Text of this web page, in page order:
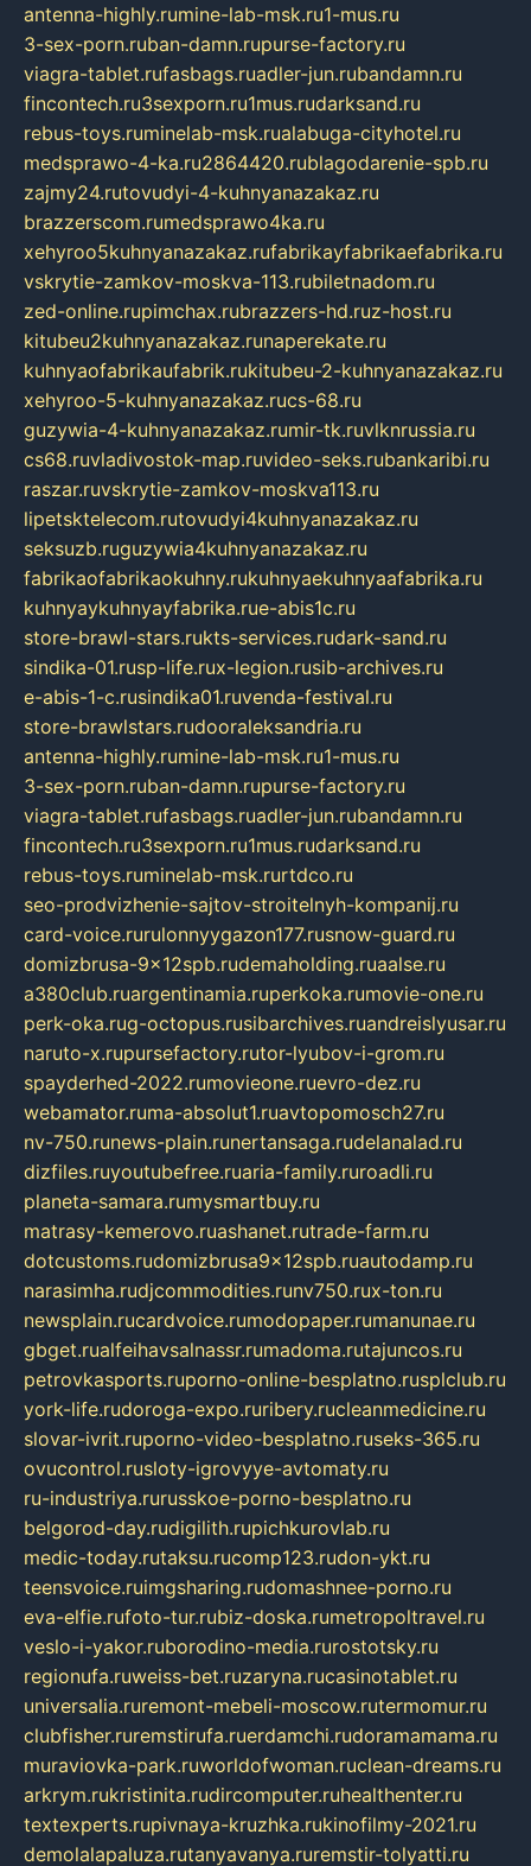
antenna-highly.rumine-lab-msk.ru1-mus.ru
3-sex-porn.ruban-damn.rupurse-factory.ru
viagra-tablet.rufasbags.ruadler-jun.rubandamn.ru
fincontech.ru3sexporn.ru1mus.rudarksand.ru
rebus-toys.ruminelab-msk.rualabuga-cityhotel.ru
medsprawo-4-ka.ru2864420.rublagodarenie-spb.ru
zajmy24.rutovudyi-4-kuhnyanazakaz.ru
brazzerscom.rumedsprawo4ka.ru
xehyroo5kuhnyanazakaz.rufabrikayfabrikaefabrika.ru
vskrytie-zamkov-moskva-113.rubiletnadom.ru
zed-online.rupimchax.rubrazzers-hd.ruz-host.ru
kitubeu2kuhnyanazakaz.runaperekate.ru
kuhnyaofabrikaufabrik.rukitubeu-2-kuhnyanazakaz.ru
xehyroo-5-kuhnyanazakaz.rucs-68.ru
guzywia-4-kuhnyanazakaz.rumir-tk.ruvlknrussia.ru
cs68.ruvladivostok-map.ruvideo-seks.rubankaribi.ru
raszar.ruvskrytie-zamkov-moskva113.ru
lipetsktelecom.rutovudyi4kuhnyanazakaz.ru
seksuzb.ruguzywia4kuhnyanazakaz.ru
fabrikaofabrikaokuhny.rukuhnyaekuhnyaafabrika.ru
kuhnyaykuhnyayfabrika.rue-abis1c.ru
store-brawl-stars.rukts-services.rudark-sand.ru
sindika-01.rusp-life.rux-legion.rusib-archives.ru
e-abis-1-c.rusindika01.ruvenda-festival.ru
store-brawlstars.rudooraleksandria.ru
antenna-highly.rumine-lab-msk.ru1-mus.ru
3-sex-porn.ruban-damn.rupurse-factory.ru
viagra-tablet.rufasbags.ruadler-jun.rubandamn.ru
fincontech.ru3sexporn.ru1mus.rudarksand.ru
rebus-toys.ruminelab-msk.rurtdco.ru
seo-prodvizhenie-sajtov-stroitelnyh-kompanij.ru
card-voice.rurulonnyygazon177.rusnow-guard.ru
domizbrusa-9x12spb.rudemaholding.ruaalse.ru
a380club.ruargentinamia.ruperkoka.rumovie-one.ru
perk-oka.rug-octopus.rusibarchives.ruandreislyusar.ru
naruto-x.rupursefactory.rutor-lyubov-i-grom.ru
spayderhed-2022.rumovieone.ruevro-dez.ru
webamator.ruma-absolut1.ruavtopomosch27.ru
nv-750.runews-plain.runertansaga.rudelanalad.ru
dizfiles.ruyoutubefree.ruaria-family.ruroadli.ru
planeta-samara.rumysmartbuy.ru
matrasy-kemerovo.ruashanet.rutrade-farm.ru
dotcustoms.rudomizbrusa9x12spb.ruautodamp.ru
narasimha.rudjcommodities.runv750.rux-ton.ru
newsplain.rucardvoice.rumodopaper.rumanunae.ru
gbget.rualfeihavsalnassr.rumadoma.rutajuncos.ru
petrovkasports.ruporno-online-besplatno.rusplclub.ru
york-life.rudoroga-expo.ruribery.rucleanmedicine.ru
slovar-ivrit.ruporno-video-besplatno.ruseks-365.ru
ovucontrol.rusloty-igrovyye-avtomaty.ru
ru-industriya.rurusskoe-porno-besplatno.ru
belgorod-day.rudigilith.rupichkurovlab.ru
medic-today.rutaksu.rucomp123.rudon-ykt.ru
teensvoice.ruimgsharing.rudomashnee-porno.ru
eva-elfie.rufoto-tur.rubiz-doska.rumetropoltravel.ru
veslo-i-yakor.ruborodino-media.rurostotsky.ru
regionufa.ruweiss-bet.ruzaryna.rucasinotablet.ru
universalia.ruremont-mebeli-moscow.rutermomur.ru
clubfisher.ruremstirufa.ruerdamchi.rudoramamama.ru
muraviovka-park.ruworldofwoman.ruclean-dreams.ru
arkrym.rukristinita.rudircomputer.ruhealthenter.ru
textexperts.rupivnaya-kruzhka.rukinofilmy-2021.ru
demolalapaluza.rutanyavanya.ruremstir-tolyatti.ru